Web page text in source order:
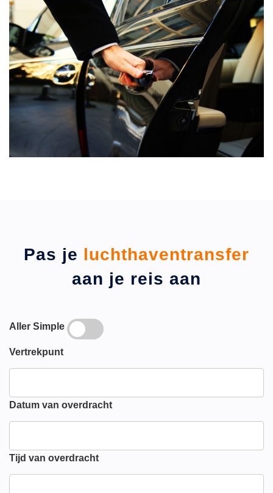
Pas je luchthaventransfer
aan je reis aan
Aller Simple
Vertrekpunt
Datum van overdracht
Tijd van overdracht